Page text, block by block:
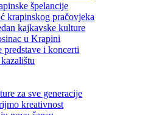
špelancije
krapinskog pračovjeka
kajkavske kulture
u Krapini
predstave i koncerti
za sve generacije
kreativnost